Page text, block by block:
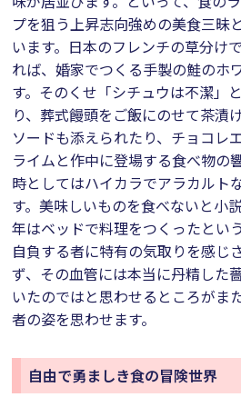
プを狙う上昇志向強めの美食三昧
います。日本のフレンチの草分け
れば、婚家でつくる手製の鮭のホ
す。そのくせ「シチュウは不潔」
り、葬式饅頭をご飯にのせて茶漬
ソードも添えられたり、チョコレ
ライムと作中に登場する食べ物の
時としてはハイカラでアラカルト
す。美味しいものを食べないと小
年はベッドで料理をつくったとい
自負する者に特有の気取りを感じ
ず、その血管には本当に丹精した
いたのではと思わせるところがま
者の姿を思わせます。
自由で勇ましき食の冒険世界